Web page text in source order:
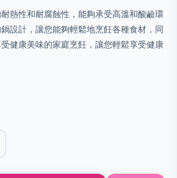
熱性和耐腐蝕性，能夠承受高溫和酸鹼環
設計，讓您能夠輕鬆地烹飪各種食材，同
健康美味的家庭烹飪，讓您輕鬆享受健康